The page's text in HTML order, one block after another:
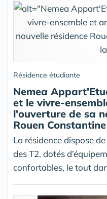
Résidence étudiante
Nemea
et le vivre-
l'ouverture de sa
Rouen
La résidence dispose
des T2, dotés
confortables, le tout